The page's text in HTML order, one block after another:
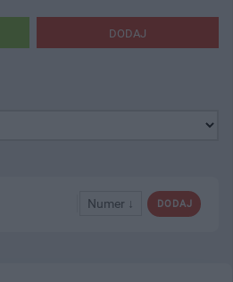
DODAJ
DODAJ
Numer ↓